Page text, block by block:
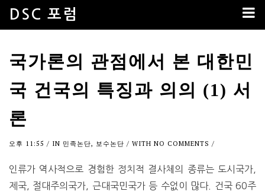
DSC 포럼
국가론의 관점에서 본 대한민
국 건국의 특징과 의의 (1) 서
론
오후 11:55 / IN 민족논단, 보수논단 / WITH NO COMMENTS /
인류가 역사적으로 경험한 정치적 결사체의 종류는 도시국가,
제국, 절대주의국가, 근대국민국가 등 수없이 많다. 건국 60주